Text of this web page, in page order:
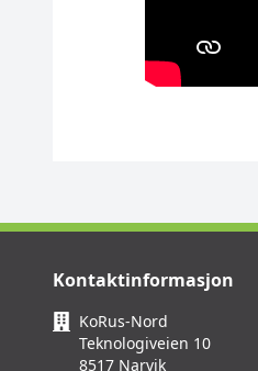
Kontaktinformasjon
KoRus-Nord
Teknologiveien 10
8517 Narvik